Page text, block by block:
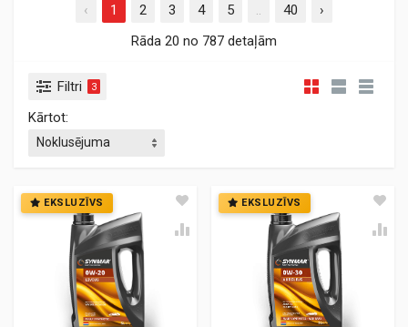
‹ 1 2 3 4 5 .. 40
›
Rāda 20 no 787 detaļām
Filtri 3
Kārtot:
EKSLUZĪVS EKSLUZĪVS